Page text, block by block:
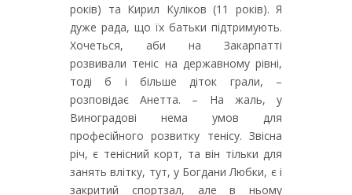
років) та Кирил Куліков (11 років). Я
дуже рада, що їх батьки підтримують.
Хочеться, аби на Закарпатті
розвивали теніс на державному рівні,
тоді б і більше діток грали, –
розповідає Анетта. – На жаль, у
Виноградові нема умов для
професійного розвитку тенісу. Звісна
річ, є тенісний корт, та він тільки для
занять влітку, тут, у Богдани Любки, є і
закритий спортзал, але в ньому